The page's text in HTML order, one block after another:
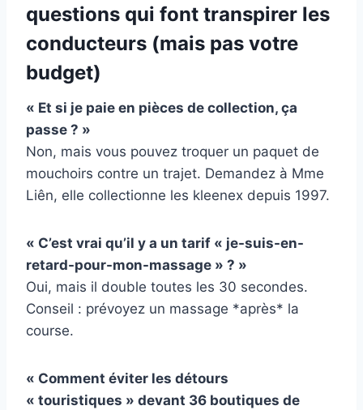
questions qui font transpirer les
conducteurs (mais pas votre
budget)
« Et si je paie en pièces de collection, ça
passe ? »
Non, mais vous pouvez troquer un paquet de
mouchoirs contre un trajet. Demandez à Mme
Liên, elle collectionne les kleenex depuis 1997.
« C’est vrai qu’il y a un tarif « je-suis-en-
retard-pour-mon-massage » ? »
Oui, mais il double toutes les 30 secondes.
Conseil : prévoyez un massage *après* la
course.
« Comment éviter les détours
« touristiques » devant 36 boutiques de